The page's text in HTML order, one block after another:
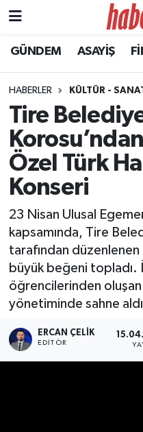
GÜNDEM ASAYİŞ
HABERLER KÜLTÜR -
Tire
Özel Türk
Konseri
23 Nisan Ulusal
kapsamında, Tire
tarafından
büyük beğeni topladı.
öğrencilerinden
yönetiminde sahne
ERCAN ÇELIK
EDITÖR
Tire Nöbetçi
Tire Hava Durumu
Tire Trafik
Süper Lig Puan
Tüm Manşetler
Son Dakika
Haber Arşivi